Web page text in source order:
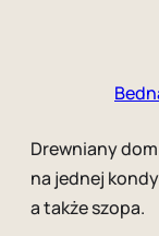
Drewniany
na jednej
a także szopa.